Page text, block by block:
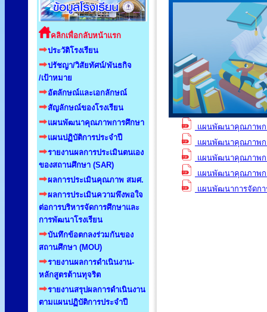
คลิกเพื่อกลับหน้าแรก
ประวัติโรงเรียน
ปรัชญา/วิสัยทัศน์/พันธกิจ
/เป้าหมาย
อัตลักษณ์และเอกลักษณ์
สัญลักษณ์ของโรงเรียน
แผนพัฒนาคุณภาพการศึกษา
แผนปฏิบัติการประจำปี
รายงานผลการประเมินตนเอง
ของสถานศึกษา (SAR)
ผลการประเมินคุณภาพ สมศ.
ผลการประเมินความพึงพอใจ
ต่อการบริหารจัดการศึกษาและ
การพัฒนาโรงเรียน
บันทึกข้อตกลงร่วมกันของ
สถานศึกษา (MOU)
รายงานผลการดำเนินงาน-
หลักสูตรต้านทุจริต
รายงานสรุปผลการดำเนินงาน
ตามแผนปฏิบัติการประจำปี
แผนพัฒนาคุณภาพกา
แผนพัฒนาคุณภาพกา
แผนพัฒนาคุณภาพกา
แผนพัฒนาคุณภาพกา
แผนพัฒนาการจัดกา